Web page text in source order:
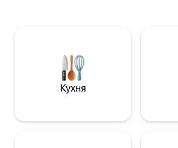
下把海天一色的风景尽收眼底这里还可以
观赏日出日落 ， ，附近2 -10分钟以内步行
到达各类餐厅如泰式中式韩国菜日本菜中
东印度快餐银行超市酒吧 /////便利店 ，非
Кухня